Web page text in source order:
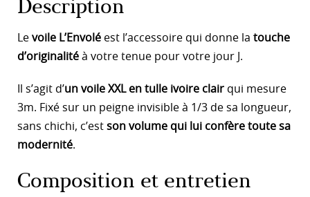
Description
Le voile L’Envolé est l’accessoire qui donne la touche
d’originalité à votre tenue pour votre jour J.
Il s’agit d’un voile XXL en tulle ivoire clair qui mesure
3m. Fixé sur un peigne invisible à 1/3 de sa longueur,
sans chichi, c’est son volume qui lui confère toute sa
modernité.
Composition et entretien